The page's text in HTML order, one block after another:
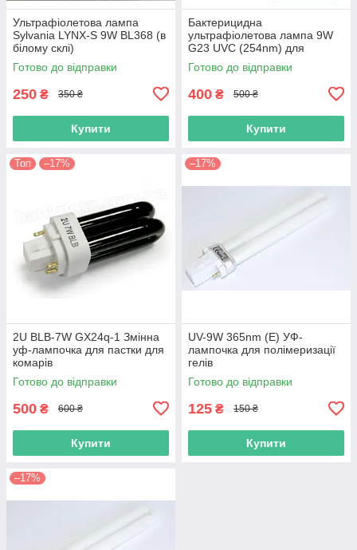
Ультрафіолетова лампа
Sylvania LYNX-S 9W BL368 (в
білому склі)
Готово до відправки
250 ₴ 350 ₴
Купити
Бактерицидна
ультрафіолетова лампа 9W
G23 UVC (254nm) для
стерилізатора води та
повітря
Готово до відправки
400 ₴ 500 ₴
Купити
Топ –17%
2U BLB-7W GX24q-1 Змінна
уф-лампочка для пастки для
комарів
Готово до відправки
500 ₴ 600 ₴
Купити
–17%
UV-9W 365nm (E) УФ-
лампочка для полімеризації
гелів
Готово до відправки
125 ₴ 150 ₴
Купити
–17%